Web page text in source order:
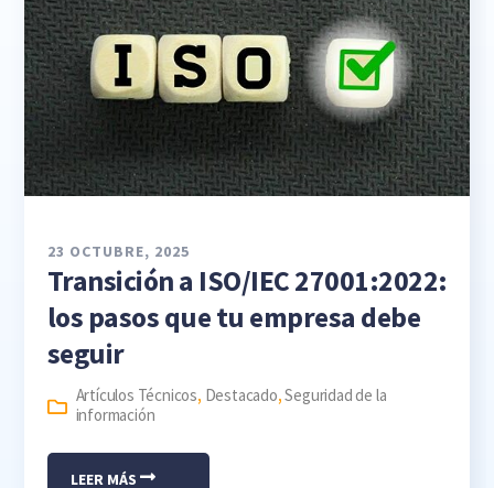
23 OCTUBRE, 2025
Transición a ISO/IEC 27001:2022:
los pasos que tu empresa debe
seguir
Artículos Técnicos, Destacado,Seguridad de la
información
LEER MÁS